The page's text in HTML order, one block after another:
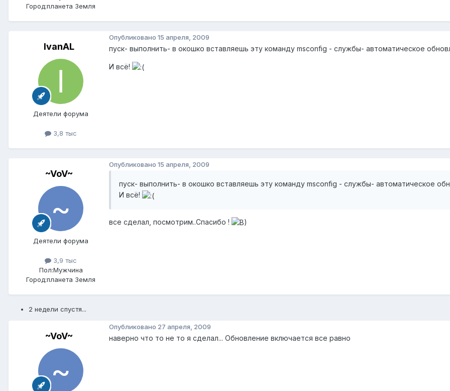
Город:планета Земля
IvanAL
Деятели форума
3,8 тыс
Опубликовано 15 апреля, 2009
пуск- выполнить- в окошко вставляешь эту команду msconfig - службы- автоматическое
И всё!
~VoV~
Деятели форума
3,9 тыс
Пол:Мужчина
Город:планета Земля
Опубликовано 15 апреля, 2009
пуск- выполнить- в окошко вставляешь эту команду msconfig - службы- автоматическое
И всё!
все сделал, посмотрим..Спасибо !
2 недели спустя...
~VoV~
Опубликовано 27 апреля, 2009
наверно что то не то я сделал... Обновление включается все равно